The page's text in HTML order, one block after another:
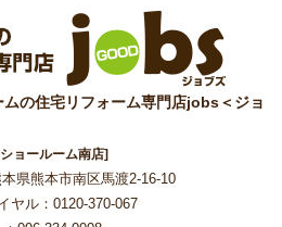
の住宅リフォーム専門店jobs＜ジョ
ョールーム南店]
県熊本市南区馬渡2-16-10
ヤル：0120-370-067